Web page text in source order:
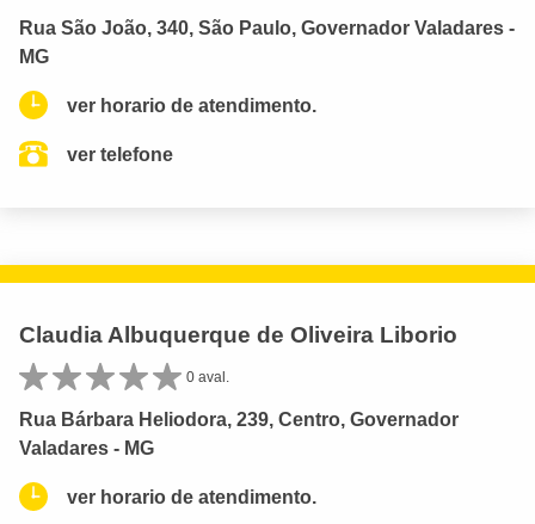
Rua São João, 340, São Paulo, Governador Valadares -
MG
ver horario de atendimento.
ver telefone
Claudia Albuquerque de Oliveira Liborio
0 aval.
Rua Bárbara Heliodora, 239, Centro, Governador
Valadares - MG
ver horario de atendimento.